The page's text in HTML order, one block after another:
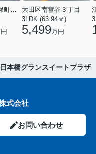
千代田区神田神保町１丁目
大田区南雪谷３丁目
3LDK (63.94㎡)
5,499万円
本橋グランスイートプラザ
式会社
お問い合わせ